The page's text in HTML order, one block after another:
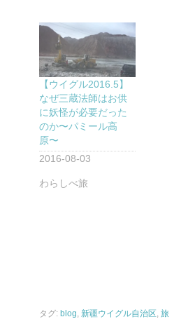
【ウイグル2016.5】
なぜ三蔵法師はお供
に妖怪が必要だった
のか〜パミール高
原〜
2016-08-03
わらしべ旅
タグ: blog, 新疆ウイグル自治区, 旅